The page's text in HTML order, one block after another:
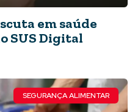
em saúde
SUS Digital
SEGURANÇA ALIMENTAR